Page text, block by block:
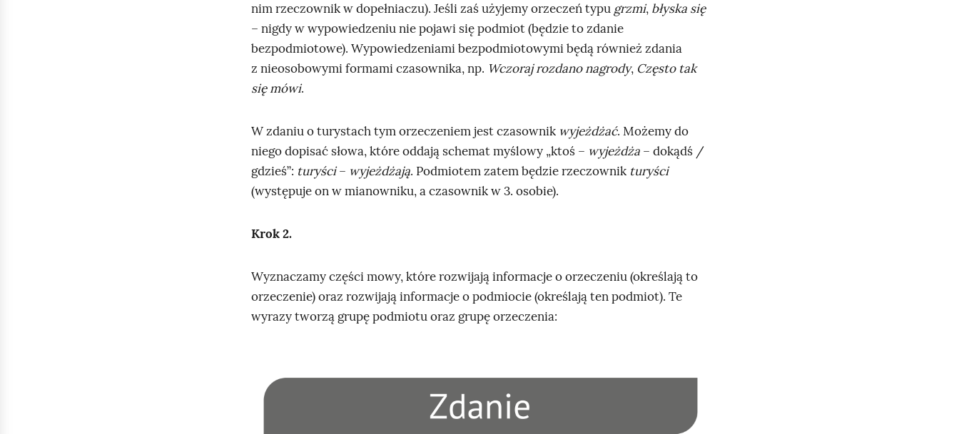
nim rzeczownik w dopełniaczu). Jeśli zaś użyjemy orzeczeń typu grzmi, błyska się
– nigdy w wypowiedzeniu nie pojawi się podmiot (będzie to zdanie
bezpodmiotowe). Wypowiedzeniami bezpodmiotowymi będą również zdania
z nieosobowymi formami czasownika, np. Wczoraj rozdano nagrody, Często tak
się mówi.
W zdaniu o turystach tym orzeczeniem jest czasownik wyjeżdżać. Możemy do
niego dopisać słowa, które oddają schemat myślowy „ktoś – wyjeżdża – dokądś /
gdzieś”: turyści– wyjeżdżają. Podmiotem zatem będzie rzeczownik turyści
(występuje on w mianowniku, a czasownik w 3. osobie).
Krok 2.
Wyznaczamy części mowy, które rozwijają informacje o orzeczeniu (określają to
orzeczenie) oraz rozwijają informacje o podmiocie (określają ten podmiot). Te
wyrazy tworzą grupę podmiotu oraz grupę orzeczenia: